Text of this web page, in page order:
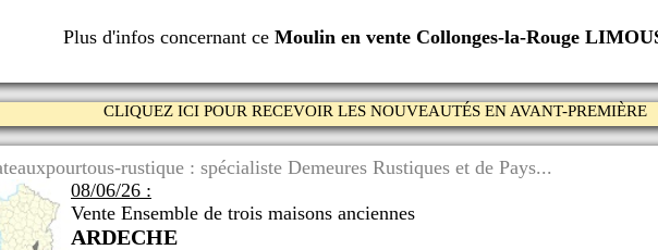
Plus d'infos concernant ce Moulin en vente Collonges-la-Rouge
CLIQUEZ ICI POUR RECEVOIR LES NOUVEAUTÉS EN AVANT-PREMIÈRE
rustique : spécialiste Demeures Rustiques et de Pays...
08/06/26 :
Vente Ensemble de trois maisons anciennes
ARDECHE